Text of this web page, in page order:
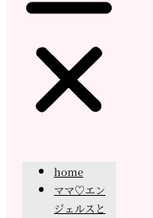
home
ママ♡エン
ジェルスと